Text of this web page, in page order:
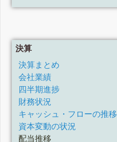
決算
決算まとめ
会社業績
四半期進捗
財務状況
キャッシュ・フローの推移
資本変動の状況
配当推移